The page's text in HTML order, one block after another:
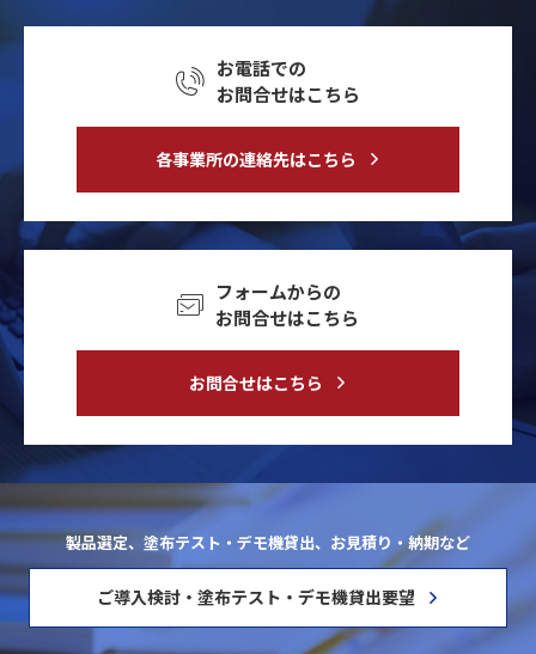
お電話での
お問合せはこちら
各事業所の連絡先はこちら
フォームからの
お問合せはこちら
お問合せはこちら
製品選定、塗布テスト・デモ機貸出、お見積り・納期など
ご導入検討・塗布テスト・デモ機貸出要望